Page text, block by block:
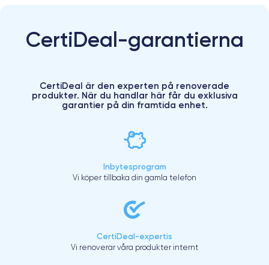
CertiDeal-garantierna
CertiDeal är den experten på renoverade
produkter. När du handlar här får du exklusiva
garantier på din framtida enhet.
Inbytesprogram
Vi köper tillbaka din gamla telefon
CertiDeal-expertis
Vi renoverar våra produkter internt